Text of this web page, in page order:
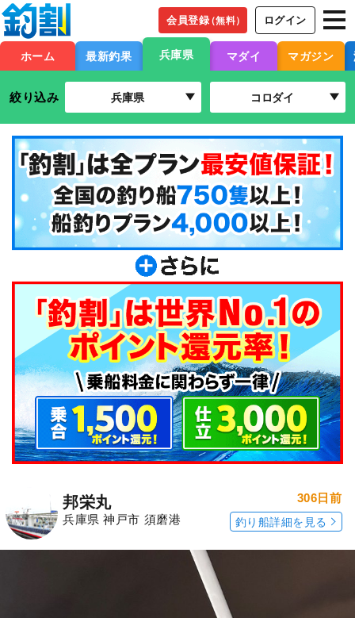
会員登録（無料） ログイン
ホーム 最新釣果 兵庫県 マダイ マガジン
絞り込み 兵庫県 コロダイ
邦栄丸
兵庫県 神戸市 須磨港
306日前
釣り船詳細を見る